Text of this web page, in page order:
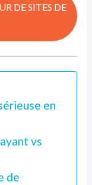
DE SITES DE
en
vs
de